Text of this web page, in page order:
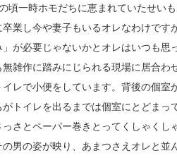
一時ホモだちに恵まれていたせい
業し今や妻子もいるオレなわけで
」が必要じゃないかとオレはいつも
雑作に踏みにじられる現場に居合
レで小便をしています。背後の個
トイレを出るまでは個室にとどま
さとペーパー巻きとってくしゃく
の男の姿が映り、あまつさえオレと